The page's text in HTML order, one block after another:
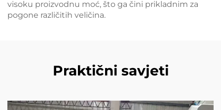
visoku proizvodnu moć, što ga čini prikladnim za
pogone različitih veličina.
Praktični savjeti